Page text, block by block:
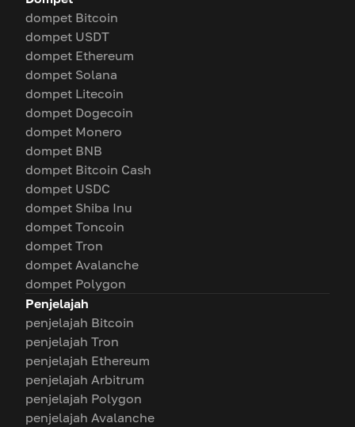
dompet Bitcoin
dompet USDT
dompet Ethereum
dompet Solana
dompet Litecoin
dompet Dogecoin
dompet Monero
dompet BNB
dompet Bitcoin Cash
dompet USDC
dompet Shiba Inu
dompet Toncoin
dompet Tron
dompet Avalanche
dompet Polygon
Penjelajah
penjelajah Bitcoin
penjelajah Tron
penjelajah Ethereum
penjelajah Arbitrum
penjelajah Polygon
penjelajah Avalanche